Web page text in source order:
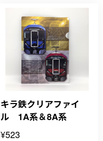
キラ鉄クリアファイ
ル 1A系＆8A系
¥523